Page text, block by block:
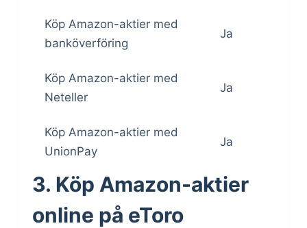
Köp Amazon-aktier med
banköverföring
Ja
Köp Amazon-aktier med
Neteller
Ja
Köp Amazon-aktier med
UnionPay
Ja
3. Köp Amazon-aktier
online på eToro